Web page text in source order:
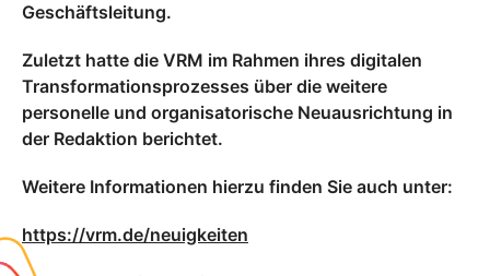
Geschäftsleitung.
Zuletzt hatte die VRM im Rahmen ihres digitalen
Transformationsprozesses über die weitere
personelle und organisatorische Neuausrichtung in
der Redaktion berichtet.
Weitere Informationen hierzu finden Sie auch unter:
https://vrm.de/neuigkeiten